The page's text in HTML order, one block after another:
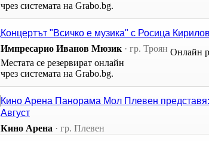
чрез системата на Grabo.bg.
Концертът "Всичко е музика" с Росица
Импресарио Иванов Мюзик · гр. Троян Онлайн
Местата се резервират онлайн
чрез системата на Grabo.bg.
Кино Арена Панорама Мол Плевен
Август
Кино Арена · гр. Плевен